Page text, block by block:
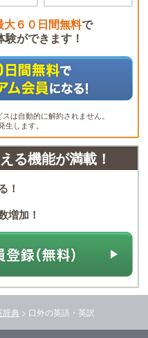
大６０日間無料で
ができます！
は自動的に解約されません。
します。
る機能が満載！
！
増加！
辞典 > 口外の英語・英訳